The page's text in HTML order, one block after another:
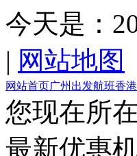
今天是：
| 网站地图
网站首页广州出发航班香
您现在所
最新优惠